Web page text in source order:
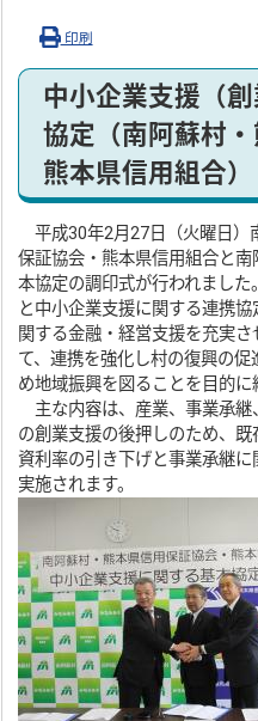
印刷
中小企業支援（
協定（南阿蘇村
熊本県信用組合）
平成30年2月27日（火曜日）
保証協会・熊本県信用組合と
本協定の調印式が行われまし
と中小企業支援に関する連携
関する金融・経営支援を充実
て、連携を強化し村の復興の
め地域振興を図ることを目的に
主な内容は、産業、事業承継
の創業支援の後押しのため、
資利率の引き下げと事業承継
実施されます。